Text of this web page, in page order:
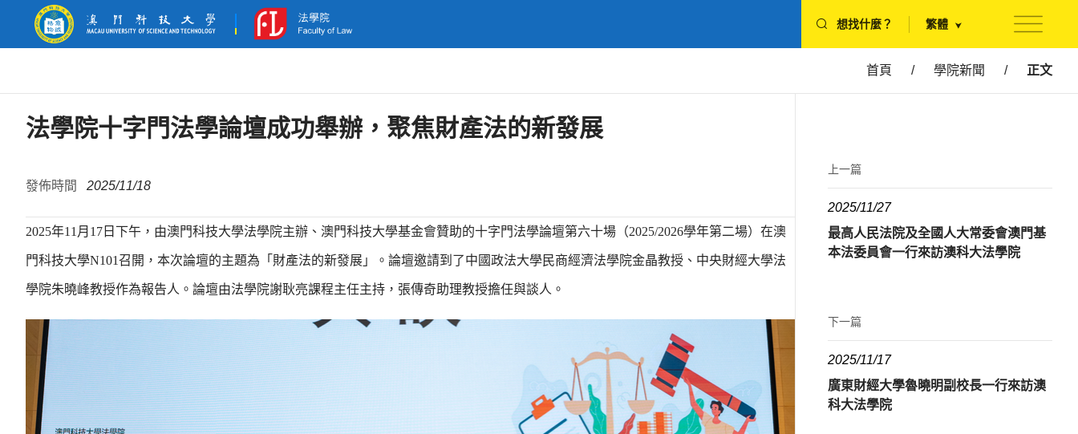
想找什麼？ 繁體
首頁 / 學院新聞 / 正文
法學院十字門法學論壇成功舉辦，聚焦財產法的新發展
發佈時間 2025/11/18
2025年11月17日下午，由澳門科技大學法學院主辦、澳門科技大學基金會贊助的十字門法學論壇第六十場（2025/2026學年第二場）在澳
門科技大學N101召開，本次論壇的主題為「財產法的新發展」。論壇邀請到了中國政法大學民商經濟法學院金晶教授、中央財經大學法
學院朱曉峰教授作為報告人。論壇由法學院謝耿亮課程主任主持，張傳奇助理教授擔任與談人。
上一篇
2025/11/27
最高人民法院及全國人大常委會澳門基
本法委員會一行來訪澳科大法學院
下一篇
2025/11/17
廣東財經大學魯曉明副校長一行來訪澳
科大法學院